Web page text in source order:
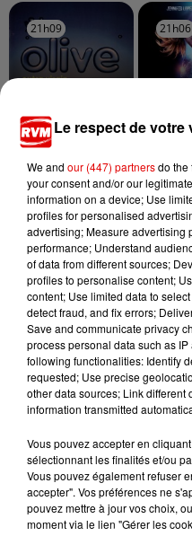
21h09
21h09 21h06
21h06
Save
L'ACTU DES ARDENNES
Le respect de votre
We and our (447) partnersdo the
your consent and/or our
information on a device; Use
profiles for personalised
advertising; Measure advertising
performance; Understand
of data from different sources;
profiles to personalise content;
content; Use limited data to
detect fraud, and fix errors;
Save and communicate privacy
process personal data such as
following functionalities: Identify
requested; Use precise
other data sources; Link different
information transmitted
Vous pouvez accepter en
sélectionnant les finalités et/ou
Vous pouvez également refuser
accepter". Vos préférences ne
pouvez mettre à jour vos choix,
moment via le lien "Gérer les